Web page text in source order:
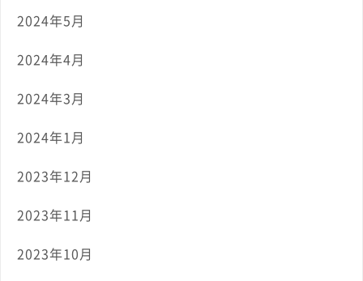
2024年5月
2024年4月
2024年3月
2024年1月
2023年12月
2023年11月
2023年10月